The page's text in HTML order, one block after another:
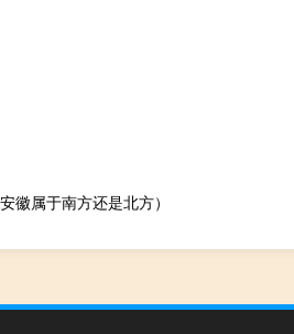
徽属于南方还是北方）